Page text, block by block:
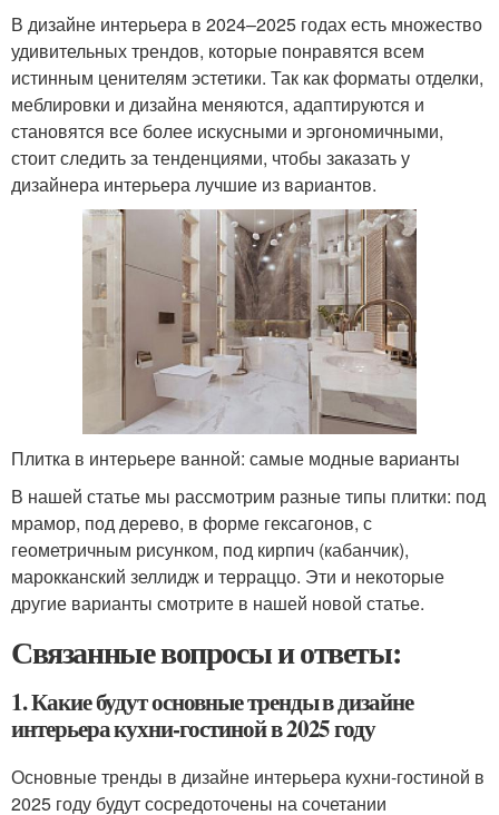
В дизайне интерьера в 2024–2025 годах есть множество
удивительных трендов, которые понравятся всем
истинным ценителям эстетики. Так как форматы отделки,
меблировки и дизайна меняются, адаптируются и
становятся все более искусными и эргономичными,
стоит следить за тенденциями, чтобы заказать у
дизайнера интерьера лучшие из вариантов.
Плитка в интерьере ванной: самые модные варианты
В нашей статье мы рассмотрим разные типы плитки: под
мрамор, под дерево, в форме гексагонов, с
геометричным рисунком, под кирпич (кабанчик),
марокканский зеллидж и терраццо. Эти и некоторые
другие варианты смотрите в нашей новой статье.
Связанные вопросы и ответы:
1. Какие будут основные тренды в дизайне
интерьера кухни-гостиной в 2025 году
Основные тренды в дизайне интерьера кухни-гостиной в
2025 году будут сосредоточены на сочетании